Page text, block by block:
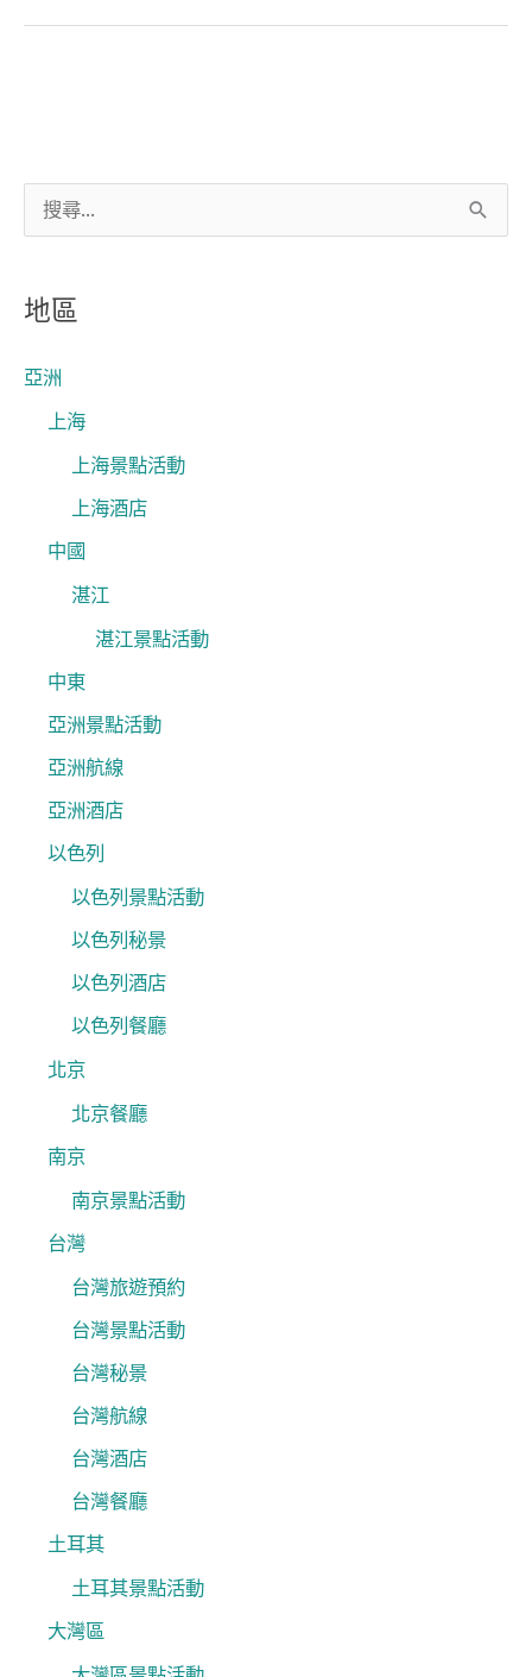
關
鍵
字
地區
亞洲
上海
上海景點活動
上海酒店
中國
湛江
湛江景點活動
中東
亞洲景點活動
亞洲航線
亞洲酒店
以色列
以色列景點活動
以色列秘景
以色列酒店
以色列餐廳
北京
北京餐廳
南京
南京景點活動
台灣
台灣旅遊預約
台灣景點活動
台灣秘景
台灣航線
台灣酒店
台灣餐廳
土耳其
土耳其景點活動
大灣區